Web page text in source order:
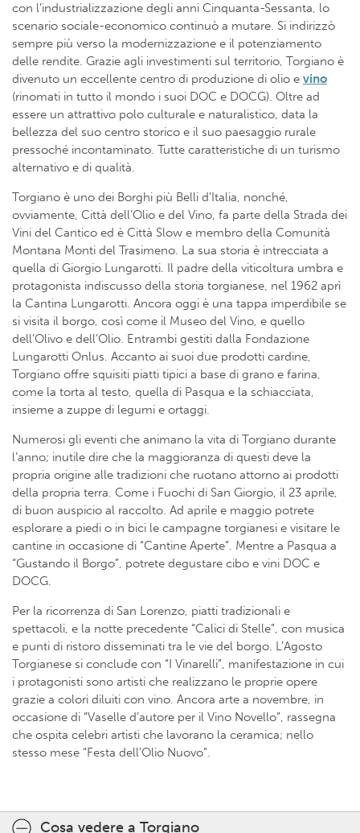
con l’industrializzazione degli anni Cinquanta-Sessanta, lo
scenario sociale-economico continuò a mutare. Si indirizzò
sempre più verso la modernizzazione e il potenziamento
delle rendite. Grazie agli investimenti sul territorio, Torgiano è
divenuto un eccellente centro di produzione di olio e vino
(rinomati in tutto il mondo i suoi DOC e DOCG). Oltre ad
essere un attrattivo polo culturale e naturalistico, data la
bellezza del suo centro storico e il suo paesaggio rurale
pressoché incontaminato. Tutte caratteristiche di un turismo
alternativo e di qualità.
Torgiano è uno dei Borghi più Belli d’Italia, nonché,
ovviamente, Città dell’Olio e del Vino, fa parte della Strada dei
Vini del Cantico ed è Città Slow e membro della Comunità
Montana Monti del Trasimeno. La sua storia è intrecciata a
quella di Giorgio Lungarotti. Il padre della viticoltura umbra e
protagonista indiscusso della storia torgianese, nel 1962 aprì
la Cantina Lungarotti. Ancora oggi è una tappa imperdibile se
si visita il borgo, così come il Museo del Vino, e quello
dell’Olivo e dell’Olio. Entrambi gestiti dalla Fondazione
Lungarotti Onlus. Accanto ai suoi due prodotti cardine,
Torgiano offre squisiti piatti tipici a base di grano e farina,
come la torta al testo, quella di Pasqua e la schiacciata,
insieme a zuppe di legumi e ortaggi.
Numerosi gli eventi che animano la vita di Torgiano durante
l’anno; inutile dire che la maggioranza di questi deve la
propria origine alle tradizioni che ruotano attorno ai prodotti
della propria terra. Come i Fuochi di San Giorgio, il 23 aprile,
di buon auspicio al raccolto. Ad aprile e maggio potrete
esplorare a piedi o in bici le campagne torgianesi e visitare le
cantine in occasione di “Cantine Aperte”. Mentre a Pasqua a
“Gustando il Borgo”, potrete degustare cibo e vini DOC e
DOCG.
Per la ricorrenza di San Lorenzo, piatti tradizionali e
spettacoli, e la notte precedente “Calici di Stelle”, con musica
e punti di ristoro disseminati tra le vie del borgo. L’Agosto
Torgianese si conclude con “I Vinarelli”, manifestazione in cui
i protagonisti sono artisti che realizzano le proprie opere
grazie a colori diluiti con vino. Ancora arte a novembre, in
occasione di “Vaselle d’autore per il Vino Novello”, rassegna
che ospita celebri artisti che lavorano la ceramica; nello
stesso mese “Festa dell’Olio Nuovo”.
Cosa vedere a Torgiano